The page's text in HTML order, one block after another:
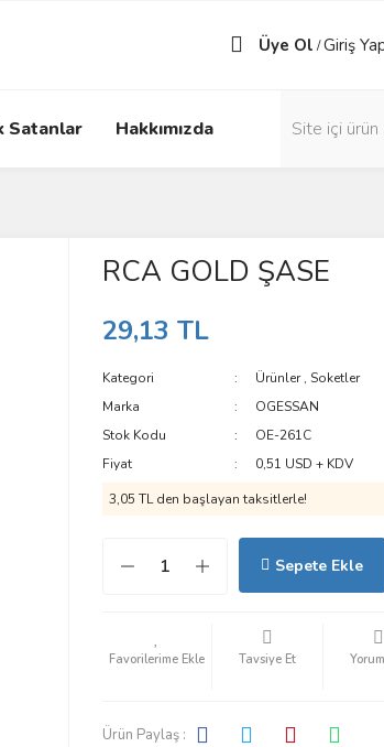
Üye Ol /Giriş
Satanlar Hakkımızda
RCA GOLD ŞASE
29,13 TL
Kategori Ürünler,Soketler
Marka
OGESSAN
Stok Kodu
OE-261C
Fiyat
0,51 USD + KDV
3,05 TL den başlayan taksitlerle!
Sepete Ekle
Tavsiye Et
Ürün Paylaş :